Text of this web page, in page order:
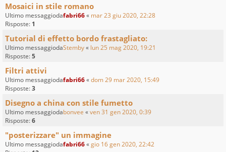
Mosaici in stile romano
Ultimo messaggiodafabri66« mar 23 giu 2020, 22:28
Risposte: 1
Tutorial di effetto bordo frastagliato:
Ultimo messaggiodaStemby« lun 25 mag 2020, 19:21
Risposte:5
Filtri attivi
Ultimo messaggiodafabri66«dom 29 mar 2020, 15:49
Risposte:3
Disegno a china con stile fumetto
Ultimo messaggiodabonvee «ven 31 gen 2020, 0:39
Risposte:6
"posterizzare" un immagine
Ultimo messaggiodafabri66«gio 16 gen 2020, 22:42